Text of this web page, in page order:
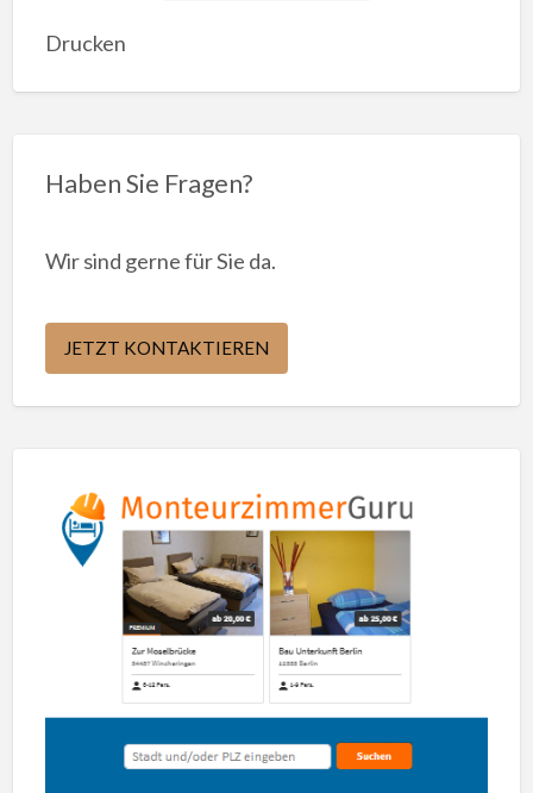
Drucken
Haben Sie Fragen?
Wir sind gerne für Sie da.
JETZT KONTAKTIEREN